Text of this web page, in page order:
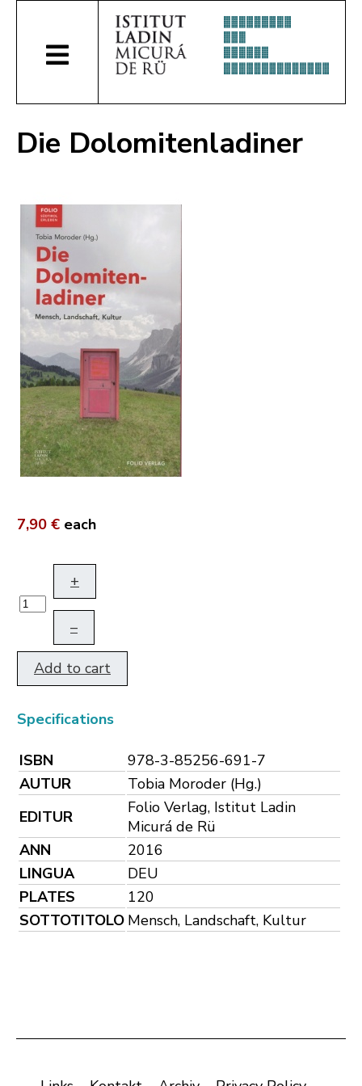
Die Dolomitenladiner
7,90 € each
+
–
Add to cart
Specifications
ISBN
978-3-85256-691-7
AUTUR
Tobia Moroder (Hg.)
EDITUR
Folio Verlag, Istitut Ladin
Micurá de Rü
ANN
2016
LINGUA
DEU
PLATES
120
SOTTOTITOLO Mensch, Landschaft, Kultur